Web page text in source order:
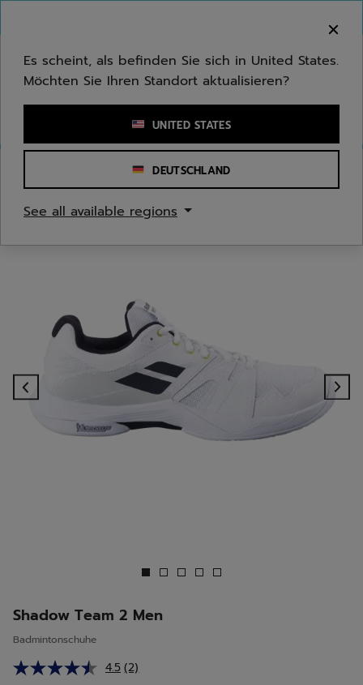
Stichwort oder Artikelnummer eingeben
Shadow Team 2 Men
Badmintonschuhe
4.5 2
(2)
Es scheint, als befinden Sie sich in United States.
Möchten Sie Ihren Standort aktualisieren?
UNITED STATES
DEUTSCHLAND
See all available regions